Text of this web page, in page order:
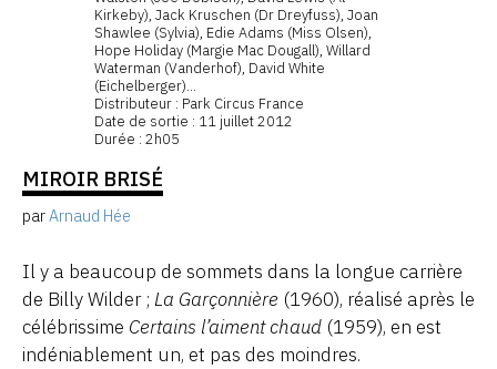
Kirkeby), Jack Kruschen (Dr Dreyfuss), Joan
Shawlee (Sylvia), Edie Adams (Miss Olsen),
Hope Holiday (Margie Mac Dougall), Willard
Waterman (Vanderhof), David White
(Eichelberger)...
Distributeur : Park Circus France
Date de sortie : 11 juillet 2012
Durée : 2h05
MIROIR BRISÉ
parArnaud Hée
Il y a beaucoup de sommets dans la longue carrière
de Billy Wilder ; La Garçonnière (1960), réalisé après le
célébrissime Certains l’aiment chaud (1959), en est
indéniablement un, et pas des moindres.